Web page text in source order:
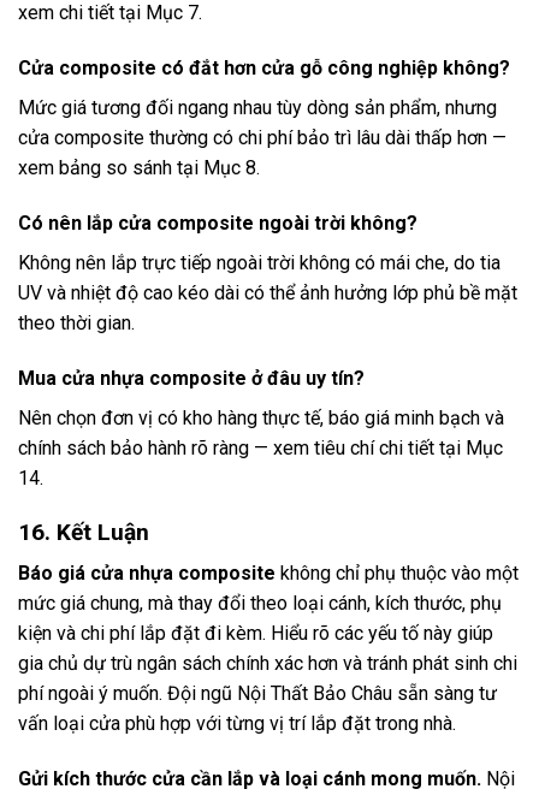
xem chi tiết tại Mục 7.
Cửa composite có đắt hơn cửa gỗ công nghiệp không?
Mức giá tương đối ngang nhau tùy dòng sản phẩm, nhưng
cửa composite thường có chi phí bảo trì lâu dài thấp hơn —
xem bảng so sánh tại Mục 8.
Có nên lắp cửa composite ngoài trời không?
Không nên lắp trực tiếp ngoài trời không có mái che, do tia
UV và nhiệt độ cao kéo dài có thể ảnh hưởng lớp phủ bề mặt
theo thời gian.
Mua cửa nhựa composite ở đâu uy tín?
Nên chọn đơn vị có kho hàng thực tế, báo giá minh bạch và
chính sách bảo hành rõ ràng — xem tiêu chí chi tiết tại Mục
14.
16. Kết Luận
Báo giá cửa nhựa composite không chỉ phụ thuộc vào một
mức giá chung, mà thay đổi theo loại cánh, kích thước, phụ
kiện và chi phí lắp đặt đi kèm. Hiểu rõ các yếu tố này giúp
gia chủ dự trù ngân sách chính xác hơn và tránh phát sinh chi
phí ngoài ý muốn. Đội ngũ Nội Thất Bảo Châu sẵn sàng tư
vấn loại cửa phù hợp với từng vị trí lắp đặt trong nhà.
Gửi kích thước cửa cần lắp và loại cánh mong muốn. Nội